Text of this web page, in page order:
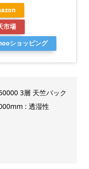
市場
ショッピング
3層 天竺バック
: 透湿性